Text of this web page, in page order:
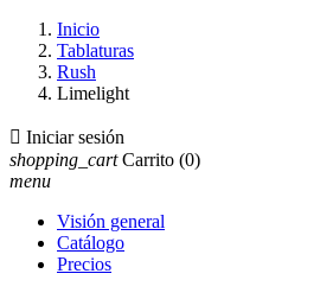
Inicio
Tablaturas
Rush
Limelight
 Iniciar sesión
shopping_cart Carrito (0)
menu
Visión general
Catálogo
Precios